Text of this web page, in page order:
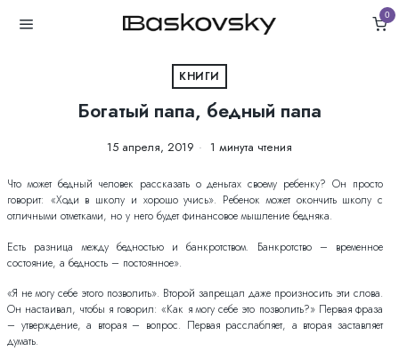
0
КНИГИ
Богатый папа, бедный папа
15 апреля, 2019 1 минута чтения
Что может бедный человек рассказать о деньгах своему ребенку? Он просто
говорит: «Ходи в школу и хорошо учись». Ребенок может окончить школу с
отличными отметками, но у него будет финансовое мышление бедняка.
Есть разница между бедностью и банкротством. Банкротство – временное
состояние, а бедность – постоянное».
«Я не могу себе этого позволить». Второй запрещал даже произносить эти слова.
Он настаивал, чтобы я говорил: «Как я могу себе это позволить?» Первая фраза
– утверждение, а вторая – вопрос. Первая расслабляет, а вторая заставляет
думать.